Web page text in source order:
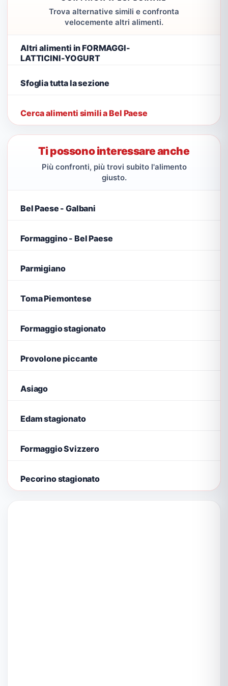
Trova alternative simili e confronta
velocemente altri alimenti.
Altri alimenti in FORMAGGI-
LATTICINI-YOGURT
Sfoglia tutta la sezione
Cerca alimenti simili a Bel Paese
Ti possono interessare anche
Più confronti, più trovi subito l'alimento
giusto.
Bel Paese - Galbani
Formaggino - Bel Paese
Parmigiano
Toma Piemontese
Formaggio stagionato
Provolone piccante
Asiago
Edam stagionato
Formaggio Svizzero
Pecorino stagionato